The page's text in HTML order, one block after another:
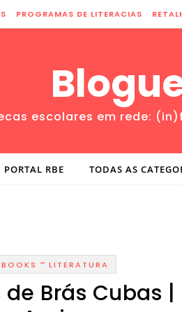
PROGRAMAS DE LITERACIAS
escolares em rede:
PORTAL RBE TODAS AS
- LITERATURA
Brás Cubas